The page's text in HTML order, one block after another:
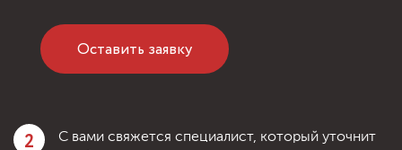
Оставить заявку
2
С вами свяжется специалист, который уточнит